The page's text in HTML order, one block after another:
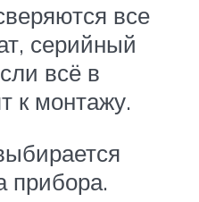
все
серийный
всё в
к монтажу.
прибора.